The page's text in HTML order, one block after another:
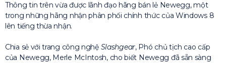
Thông tin trên vừa được lãnh đạo hãng bán lẻ Newegg, một
trong những hãng nhận phân phối chính thức của Windows 8
lên tiếng thừa nhận.
Chia sẻ với trang công nghệ Slashgear, Phó chủ tịch cao cấp
của Newegg, Merle McIntosh, cho biết Newegg đã sẵn sàng